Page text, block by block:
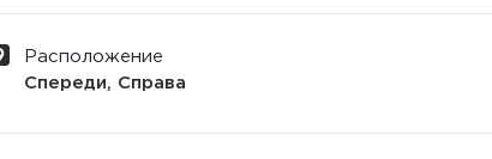
Расположение
Спереди, Справа